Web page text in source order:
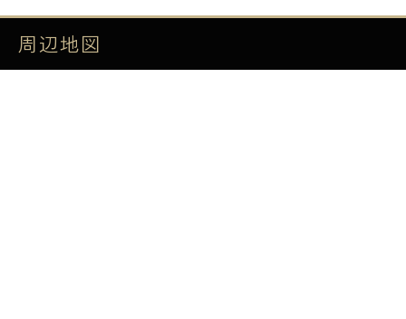
エスアールホームでは仲介手数料最大無料！
初期費用をお持ちのクレジットカードで決済
周辺地図